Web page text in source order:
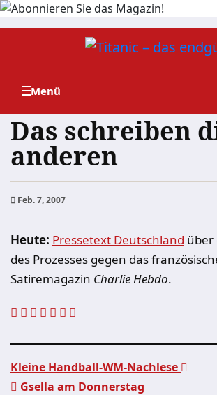
Zum
Das schreiben
anderen
Feb. 7, 2007
Heute: Pressetext Deutschland über
des Prozesses gegen das
Satiremagazin Charlie Hebdo.
Kleine Handball-WM-Nachlese
Gsella am Donnerstag